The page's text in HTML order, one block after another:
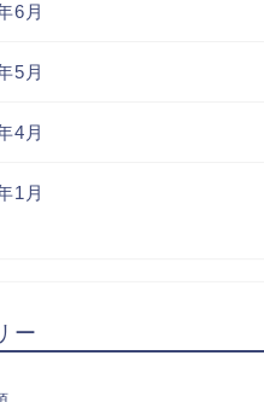
6月
5月
4月
1月
ー